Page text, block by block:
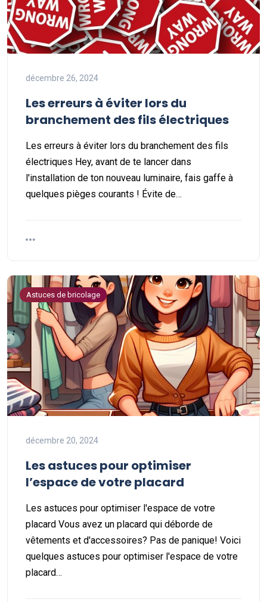
décembre 26, 2024
Les erreurs à éviter lors du
branchement des fils électriques
Les erreurs à éviter lors du branchement des fils
électriques Hey, avant de te lancer dans
l'installation de ton nouveau luminaire, fais gaffe à
quelques pièges courants ! Évite de…
Astuces de bricolage
décembre 20, 2024
Les astuces pour optimiser
l’espace de votre placard
Les astuces pour optimiser l'espace de votre
placard Vous avez un placard qui déborde de
vêtements et d'accessoires? Pas de panique! Voici
quelques astuces pour optimiser l'espace de votre
placard…